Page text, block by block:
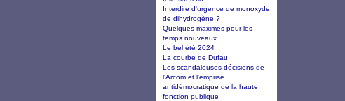
Interdire d'urgence de monoxyde
de dihydrogène ?
Quelques maximes pour les
temps nouveaux
Le bel été 2024
La courbe de Dufau
Les scandaleuses décisions de
l'Arcom et l'emprise
antidémocratique de la haute
fonction publique